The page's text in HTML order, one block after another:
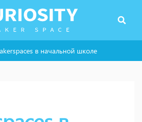
в начальной школе